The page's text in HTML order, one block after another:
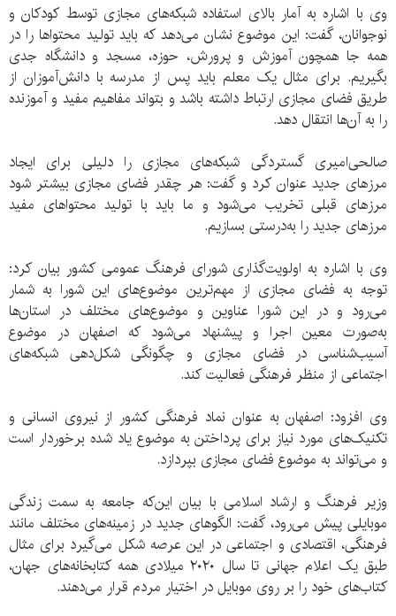
وی با اشاره به آمار بالای استفاده شبکه‌های مجازی توسط کودکان و
نوجوانان، گفت: این موضوع نشان می‌دهد که باید تولید محتواها را در
همه جا همچون آموزش و پرورش، حوزه، مسجد و دانشگاه جدی
بگیریم. برای مثال یک معلم باید پس از مدرسه با دانش‌آموزان از
طریق فضای مجازی ارتباط داشته باشد و بتواند مفاهیم مفید و آموزنده
را به آن‌ها انتقال دهد.
صالحی‌امیری گستردگی شبکه‌های مجازی را دلیلی برای ایجاد
مرزهای جدید عنوان کرد و گفت: هر چقدر فضای مجازی بیشتر شود
مرزهای قبلی تخریب می‌شود و ما باید با تولید محتواهای مفید
مرزهای جدید را به‌درستی بسازیم.
وی با اشاره به اولویت‌گذاری شورای فرهنگ عمومی کشور بیان کرد:
توجه به فضای مجازی از مهم‌ترین موضوع‌های این شورا به شمار
می‌رود و در این شورا عناوین و موضوع‌های مختلف در استان‌ها
به‌صورت معین اجرا و پیشنهاد می‌شود که اصفهان در موضوع
آسیب‌شناسی در فضای مجازی و چگونگی شکل‌دهی شبکه‌های
اجتماعی از منظر فرهنگی فعالیت کند.
وی افزود: اصفهان به عنوان نماد فرهنگی کشور از نیروی انسانی و
تکنیک‌های مورد نیاز برای پرداختن به موضوع یاد شده برخوردار است
و می‌تواند به موضوع فضای مجازی بپردازد.
وزیر فرهنگ و ارشاد اسلامی با بیان این‌که جامعه به سمت زندگی
موبایلی پیش می‌رود، گفت: الگوهای جدید در زمینه‌های مختلف مانند
فرهنگی، اقتصادی و اجتماعی در این عرصه شکل می‌گیرد برای مثال
طبق یک اعلام جهانی تا سال ٢٠٢٠ میلادی همه کتابخانه‌های جهان،
کتاب‌های خود را بر روی موبایل در اختیار مردم قرار می‌دهند.